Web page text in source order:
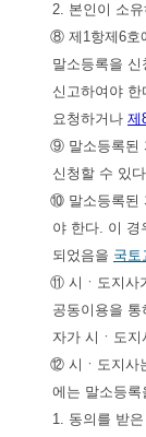
2. 본인이 소
⑧ 제1항제6호
말소등록을
신고하여야
요청하거나 제
⑨ 말소등록된
신청할 수 있
⑩ 말소등록된
야 한다. 이 경
되었음을 국토
⑪ 시ㆍ도지사
공동이용을
자가 시ㆍ도
⑫ 시ㆍ도지사
에는 말소등
1. 동의를 받